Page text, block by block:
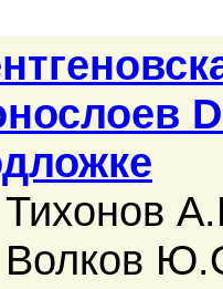
Тихонов
Волков